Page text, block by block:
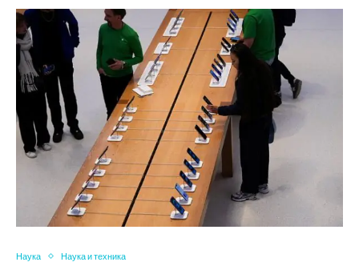
Наука Наука и техника